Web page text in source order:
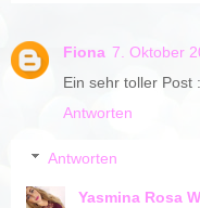
Fiona 7. Oktober
Ein sehr toller Post
Antworten
Antworten
Yasmina Rosa